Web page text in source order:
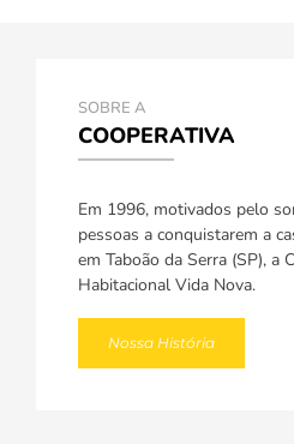
SOBRE A
COOPERATIVA
Em 1996, motivados pelo
pessoas a conquistarem a
em Taboão da Serra (SP), a
Habitacional Vida Nova.
Nossa História